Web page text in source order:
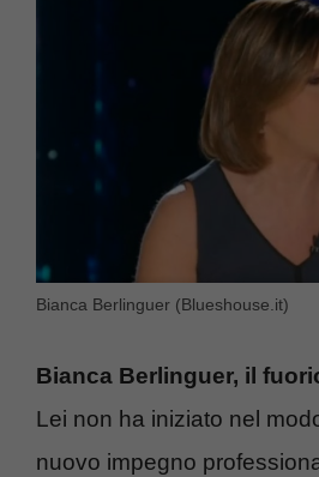
Bianca Berlinguer (Blueshouse.it)
Bianca Berlinguer, il
Lei non ha iniziato nel
nuovo impegno